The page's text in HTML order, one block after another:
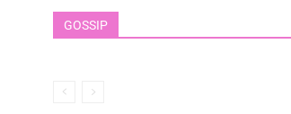
GOSSIP